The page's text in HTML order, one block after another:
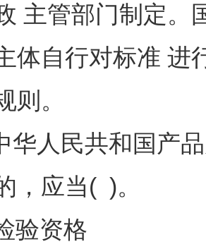
主管部门制定。
体自行对标准 进
则。
华人民共和国产
，应当( )。
验资格